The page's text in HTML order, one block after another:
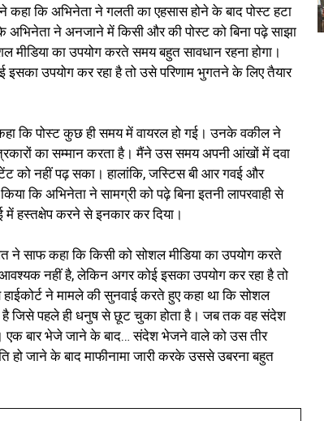
कि अभिनेता ने गलती का एहसास होने के बाद पोस्ट हटा
अभिनेता ने अनजाने में किसी और की पोस्ट को बिना पढ़े साझा
का उपयोग करते समय बहुत सावधान रहना होगा।
उपयोग कर रहा है तो उसे परिणाम भुगतने के लिए तैयार
कि पोस्ट कुछ ही समय में वायरल हो गई। उनके वकील ने
का सम्मान करता है। मैंने उस समय अपनी आंखों में दवा
को नहीं पढ़ सका। हालांकि, जस्टिस बी आर गवई और
कि अभिनेता ने सामग्री को पढ़े बिना इतनी लापरवाही से
हस्तक्षेप करने से इनकार कर दिया।
साफ कहा कि किसी को सोशल मीडिया का उपयोग करते
नहीं है, लेकिन अगर कोई इसका उपयोग कर रहा है तो
ने मामले की सुनवाई करते हुए कहा था कि सोशल
है जिसे पहले ही धनुष से छूट चुका होता है। जब तक वह संदेश
बार भेजे जाने के बाद… संदेश भेजने वाले को उस तीर
हो जाने के बाद माफीनामा जारी करके उससे उबरना बहुत